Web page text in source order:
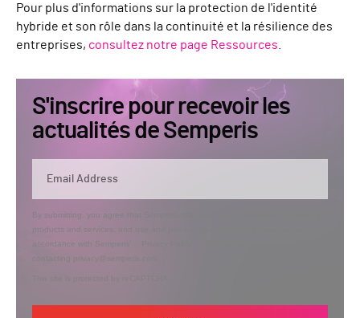
Pour plus d'informations sur la protection de l'identité
hybride et son rôle dans la continuité et la résilience des
entreprises, consultez notre page Ressources
S'inscrire pour recevoir les
actualités de Semperis
By submitting, you agree that Semperis may send you information regarding its
products and services, and use and process your personal information in
accordance with Semperis’
contacting privacy@semperis.com.
This site is protected by reCAPTCHA.